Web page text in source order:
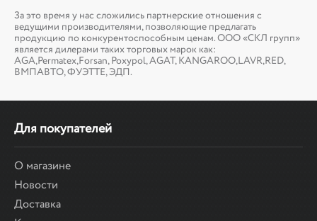
За это время у нас сложились партнерские отношения с
ведущими производителями, позволяющие предлагать
продукцию по конкурентоспособным ценам. ООО «СКЛ групп»
является дилерами таких торговых марок как:
AGA,Permatex,Forsan, Poxypol, AGAT, KANGAROO,LAVR,RED,
ВМПАВТО, ФУЭТТЕ, ЭДП.
Для покупателей
О магазине
Новости
Доставка